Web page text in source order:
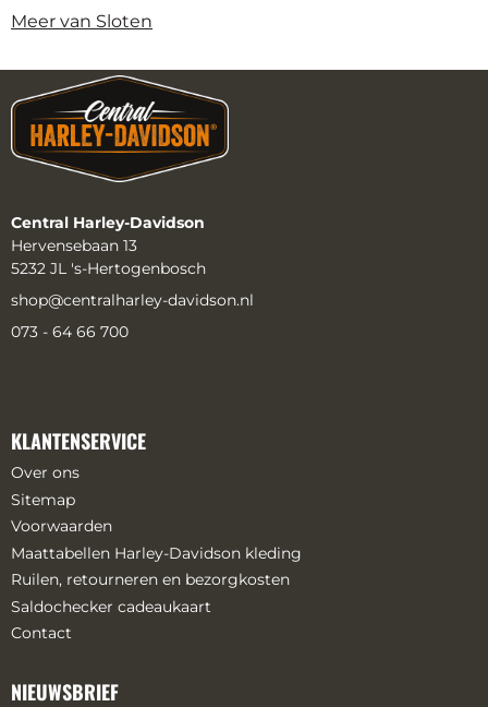
Meer van Sloten
Central Harley-Davidson
Hervensebaan 13
5232 JL 's-Hertogenbosch
shop@centralharley-davidson.nl
073 - 64 66 700
KLANTENSERVICE
Over ons
Sitemap
Voorwaarden
Maattabellen Harley-Davidson kleding
Ruilen, retourneren en bezorgkosten
Saldochecker cadeaukaart
Contact
NIEUWSBRIEF